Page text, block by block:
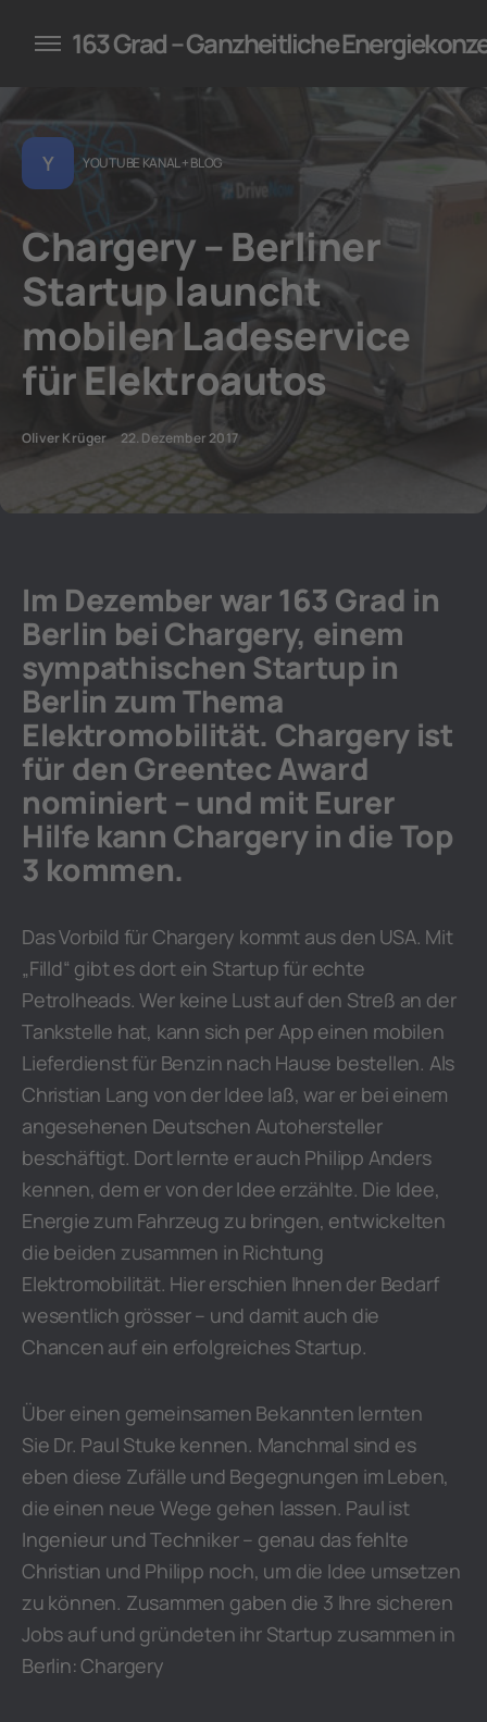
für Unternehmen
163 Grad – Ganzheitliche
Y YOUTUBE KANAL + BLOG
Chargery – Berliner
Startup launcht
mobilen Ladeservice
für Elektroautos
Oliver Krüger 22. Dezember 2017
Im Dezember war 163 Grad in
Berlin bei Chargery, einem
sympathischen Startup in
Berlin zum Thema
Elektromobilität. Chargery ist
für den Greentec Award
nominiert – und mit Eurer
Hilfe kann Chargery in die Top
3 kommen.
Das Vorbild für Chargery kommt aus den USA. Mit
„Filld“ gibt es dort ein Startup für echte
Petrolheads. Wer keine Lust auf den Streß an der
Tankstelle hat, kann sich per App einen mobilen
Lieferdienst für Benzin nach Hause bestellen. Als
Christian Lang von der Idee laß, war er bei einem
angesehenen Deutschen Autohersteller
beschäftigt. Dort lernte er auch Philipp Anders
kennen, dem er von der Idee erzählte. Die Idee,
Energie zum Fahrzeug zu bringen, entwickelten
die beiden zusammen in Richtung
Elektromobilität. Hier erschien Ihnen der Bedarf
wesentlich grösser – und damit auch die
Chancen auf ein erfolgreiches Startup.
Über einen gemeinsamen Bekannten lernten
Sie Dr. Paul Stuke kennen. Manchmal sind es
eben diese Zufälle und Begegnungen im Leben,
die einen neue Wege gehen lassen. Paul ist
Ingenieur und Techniker – genau das fehlte
Christian und Philipp noch, um die Idee umsetzen
zu können. Zusammen gaben die 3 Ihre sicheren
Jobs auf und gründeten ihr Startup zusammen in
Berlin: Chargery